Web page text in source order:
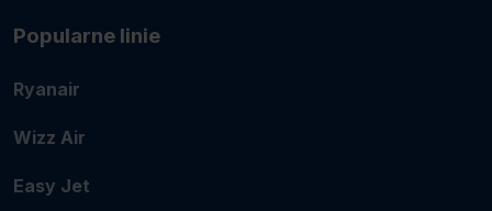
Popularne linie
Ryanair
Wizz Air
Easy Jet